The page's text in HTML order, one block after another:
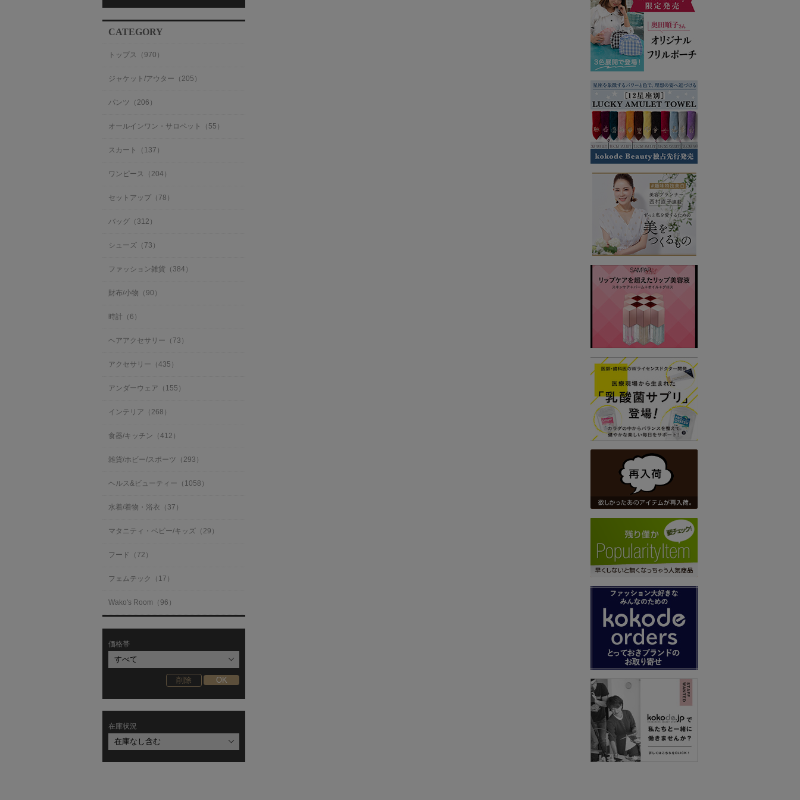
CATEGORY
トップス（970）
ジャケット/アウター（205）
パンツ（206）
オールインワン・サロペット（55）
スカート（137）
ワンピース（204）
セットアップ（78）
バッグ（312）
シューズ（73）
ファッション雑貨（384）
財布/小物（90）
時計（6）
ヘアアクセサリー（73）
アクセサリー（435）
アンダーウェア（155）
インテリア（268）
食器/キッチン（412）
雑貨/ホビー/スポーツ（293）
ヘルス&ビューティー（1058）
水着/着物・浴衣（37）
マタニティ・ベビー/キッズ（29）
フード（72）
フェムテック（17）
Wako's Room（96）
価格帯
在庫状況